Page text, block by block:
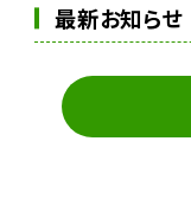
最新お知らせ